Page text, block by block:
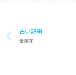
古い記事
紫陽花